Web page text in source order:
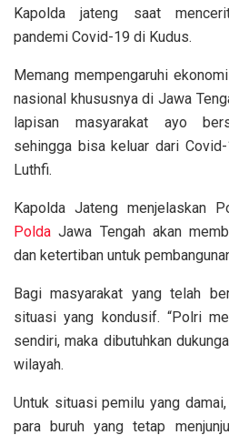
Kapolda jateng saat
pandemi Covid-19 di Kudus.
Memang mempengaruhi
nasional khususnya di Jawa
lapisan masyarakat ayo
sehingga bisa keluar dari
Luthfi.
Kapolda Jateng menjelaskan
Polda Jawa Tengah akan
dan ketertiban untuk
Bagi masyarakat yang telah
situasi yang kondusif. “Polri
sendiri, maka dibutuhkan
wilayah.
Untuk situasi pemilu yang
para buruh yang tetap